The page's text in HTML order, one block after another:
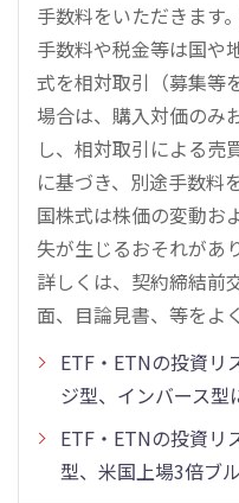
手数料をいただきます
手数料や税金等は国や
式を相対取引（募集等
場合は、購入対価のみ
し、相対取引による売
に基づき、別途手数料
国株式は株価の変動お
失が生じるおそれがあ
詳しくは、契約締結前
面、目論見書、等をよ
ETF・ETNの投資リ
ジ型、インバース型
ETF・ETNの投資リ
型、米国上場3倍ブ